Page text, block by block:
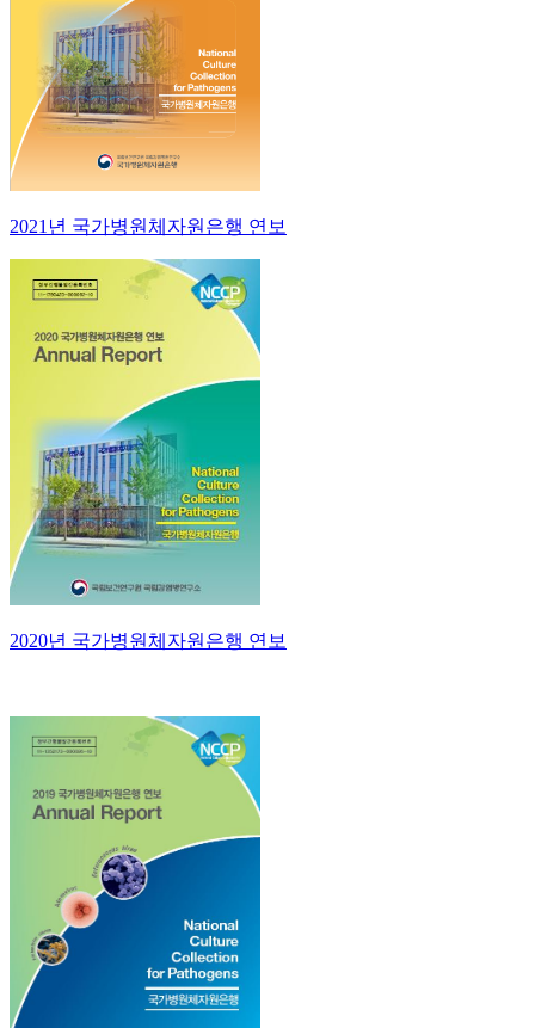
2021년 국가병원체자원은행 연보
2020년 국가병원체자원은행 연보